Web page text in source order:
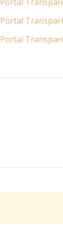
Portal
Portal